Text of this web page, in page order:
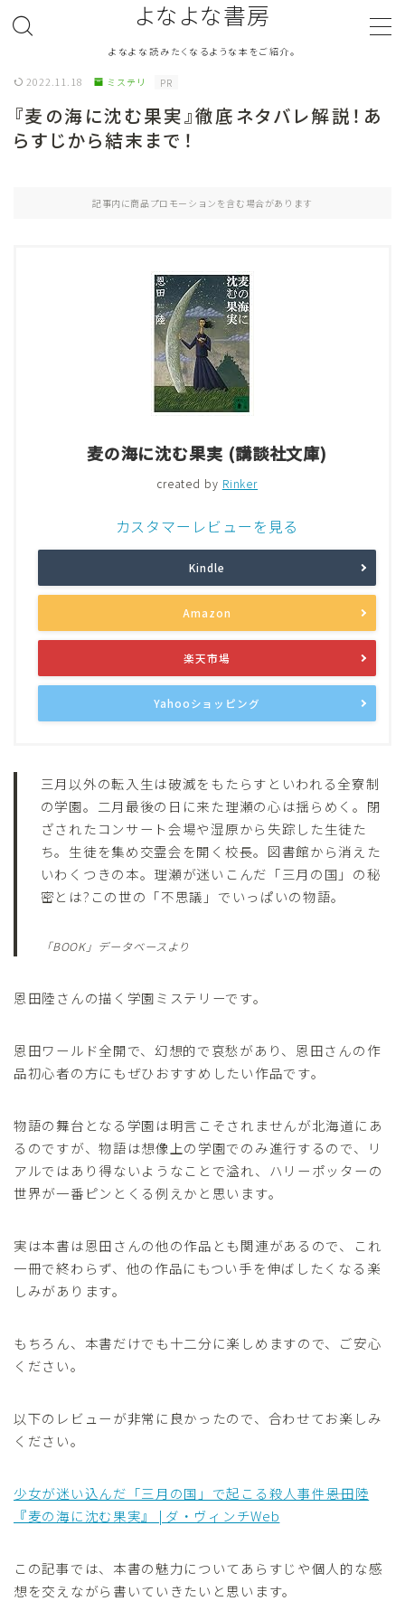
よなよな書房
よなよな読みたくなるような本をご紹介。
ジャンル Genre
Evaluation
読書をより楽しむ Good Reading
2022.11.18 ミステリ PR
『麦の海に沈む果実』徹底ネタバレ解説！あ
らすじから結末まで！
記事内に商品プロモーションを含む場合があります
麦の海に沈む果実 (講談社文庫)
created by Rinker
カスタマーレビューを見る
Kindle
Amazon
楽天市場
Yahooショッピング
三月以外の転入生は破滅をもたらすといわれる全寮制
の学園。二月最後の日に来た理瀬の心は揺らめく。閉
ざされたコンサート会場や湿原から失踪した生徒た
ち。生徒を集め交霊会を開く校長。図書館から消えた
いわくつきの本。理瀬が迷いこんだ「三月の国」の秘
密とは?この世の「不思議」でいっぱいの物語。
「BOOK」データベースより
恩田陸さんの描く学園ミステリーです。
恩田ワールド全開で、幻想的で哀愁があり、恩田さんの作
品初心者の方にもぜひおすすめしたい作品です。
物語の舞台となる学園は明言こそされませんが北海道にあ
るのですが、物語は想像上の学園でのみ進行するので、リ
アルではあり得ないようなことで溢れ、ハリーポッターの
世界が一番ピンとくる例えかと思います。
実は本書は恩田さんの他の作品とも関連があるので、これ
一冊で終わらず、他の作品にもつい手を伸ばしたくなる楽
しみがあります。
もちろん、本書だけでも十二分に楽しめますので、ご安心
ください。
以下のレビューが非常に良かったので、合わせてお楽しみ
ください。
少女が迷い込んだ「三月の国」で起こる殺人事件――恩田陸
『麦の海に沈む果実』 | ダ・ヴィンチWeb
この記事では、本書の魅力についてあらすじや個人的な感
想を交えながら書いていきたいと思います。